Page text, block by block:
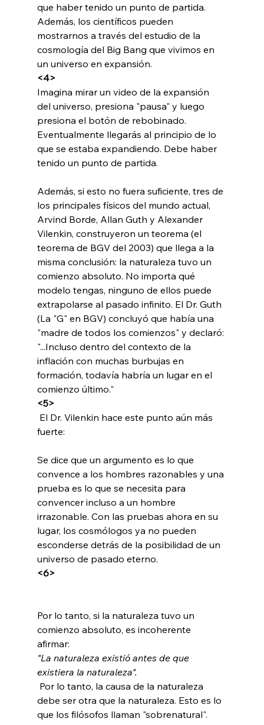
que haber tenido un punto de partida.
Además, los científicos pueden
mostrarnos a través del estudio de la
cosmología del Big Bang que vivimos en
un universo en expansión.
<4>
Imagina mirar un video de la expansión
del universo, presiona "pausa" y luego
presiona el botón de rebobinado.
Eventualmente llegarás al principio de lo
que se estaba expandiendo. Debe haber
tenido un punto de partida.
Además, si esto no fuera suficiente, tres de
los principales físicos del mundo actual,
Arvind Borde, Allan Guth y Alexander
Vilenkin, construyeron un teorema (el
teorema de BGV del 2003) que llega a la
misma conclusión: la naturaleza tuvo un
comienzo absoluto. No importa qué
modelo tengas, ninguno de ellos puede
extrapolarse al pasado infinito. El Dr. Guth
(La "G" en BGV) concluyó que había una
"madre de todos los comienzos" y declaró:
"...Incluso dentro del contexto de la
inflación con muchas burbujas en
formación, todavía habría un lugar en el
comienzo último."
<5>
fuerte:
Se dice que un argumento es lo que
convence a los hombres razonables y una
prueba es lo que se necesita para
convencer incluso a un hombre
irrazonable. Con las pruebas ahora en su
lugar, los cosmólogos ya no pueden
esconderse detrás de la posibilidad de un
universo de pasado eterno.
<6>
Por lo tanto, si la naturaleza tuvo un
comienzo absoluto, es incoherente
afirmar:
"La naturaleza existió antes de que
existiera la naturaleza".
debe ser otra que la naturaleza. Esto es lo